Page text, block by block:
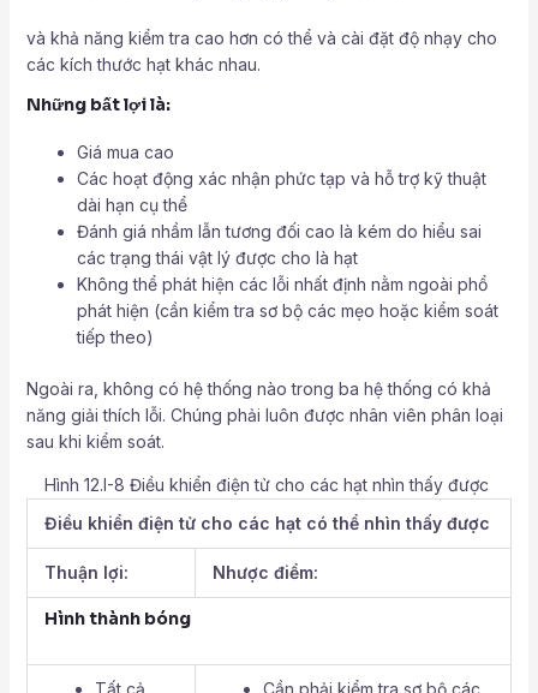
và khả năng kiểm tra cao hơn có thể và cài đặt độ nhạy cho
các kích thước hạt khác nhau.
Những bất lợi là:
Giá mua cao
Các hoạt động xác nhận phức tạp và hỗ trợ kỹ thuật
dài hạn cụ thể
Đánh giá nhầm lẫn tương đối cao là kém do hiểu sai
các trạng thái vật lý được cho là hạt
Không thể phát hiện các lỗi nhất định nằm ngoài phổ
phát hiện (cần kiểm tra sơ bộ các mẹo hoặc kiểm soát
tiếp theo)
Ngoài ra, không có hệ thống nào trong ba hệ thống có khả
năng giải thích lỗi. Chúng phải luôn được nhân viên phân loại
sau khi kiểm soát.
Hình 12.I-8 Điều khiển điện tử cho các hạt nhìn thấy được
Điều khiển điện tử cho các hạt có thể nhìn thấy được
Thuận lợi: Nhược điểm:
Hình thành bóng
Tất cả
Cần phải kiểm tra sơ bộ các